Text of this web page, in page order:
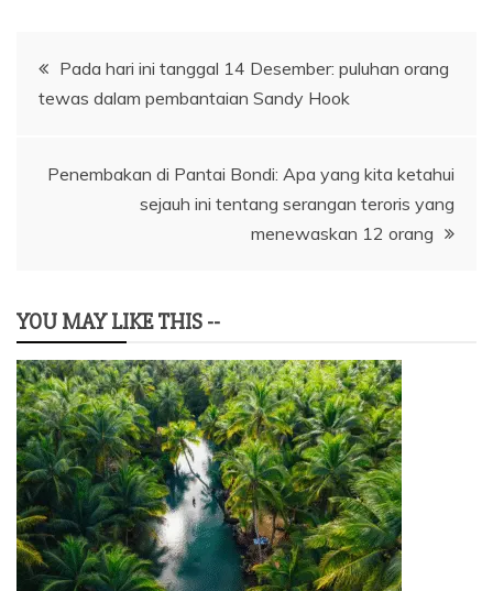
Navigasi
pos
Pada hari ini tanggal 14 Desember: puluhan orang
tewas dalam pembantaian Sandy Hook
Penembakan di Pantai Bondi: Apa yang kita ketahui
sejauh ini tentang serangan teroris yang
menewaskan 12 orang
YOU MAY LIKE THIS --